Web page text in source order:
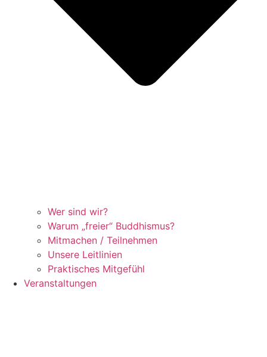
Wer sind wir?
Warum „freier“ Buddhismus?
Mitmachen / Teilnehmen
Unsere Leitlinien
Praktisches Mitgefühl
Veranstaltungen